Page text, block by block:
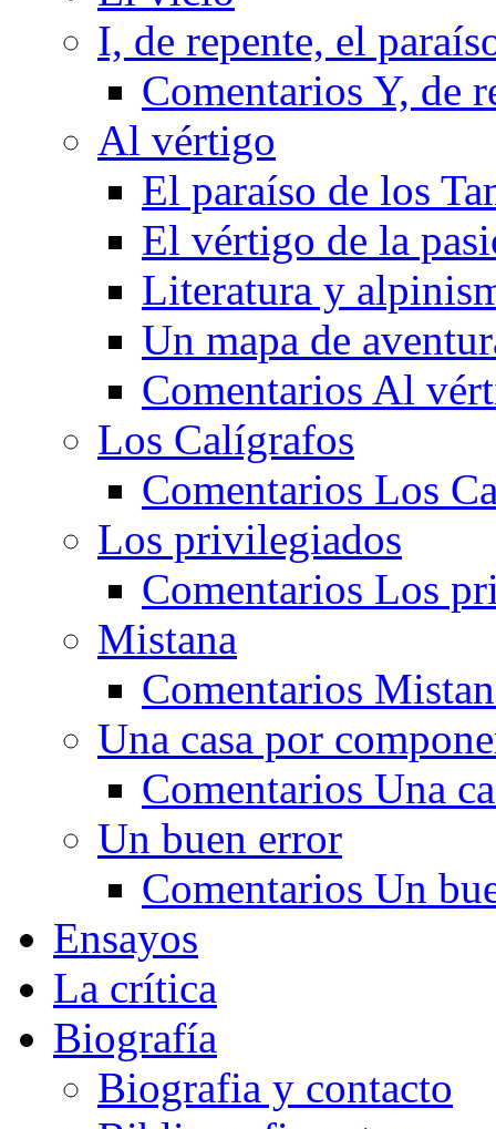
I, de repente, el
Comentarios Y, de
Al vértigo
El paraíso de los
El vértigo de la
Literatura y
Un mapa de
Comentarios Al
Los Calígrafos
Comentarios Los
Los privilegiados
Comentarios Los
Mistana
Comentarios
Una casa por
Comentarios Una
Un buen error
Comentarios Un
Ensayos
La crítica
Biografía
Biografia y contacto